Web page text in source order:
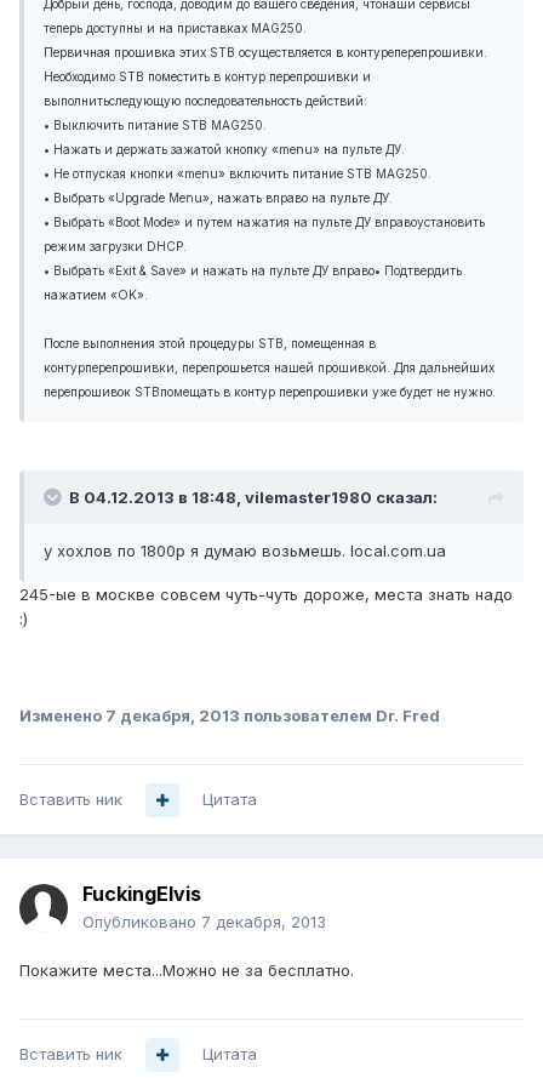
Добрый день, господа, доводим до вашего сведения, чтонаши сервисы
теперь доступны и на приставках MAG250.
Первичная прошивка этих STB осуществляется в контуреперепрошивки.
Необходимо STB поместить в контур перепрошивки и
выполнитьследующую последовательность действий:
• Выключить питание STB MAG250.
• Нажать и держать зажатой кнопку «menu» на пульте ДУ.
• Не отпуская кнопки «menu» включить питание STB MAG250.
• Выбрать «Upgrade Menu», нажать вправо на пульте ДУ.
• Выбрать «Boot Mode» и путем нажатия на пульте ДУ вправоустановить
режим загрузки DHCP.
• Выбрать «Exit & Save» и нажать на пульте ДУ вправо• Подтвердить
нажатием «OK».
После выполнения этой процедуры STB, помещенная в
контурперепрошивки, перепрошьется нашей прошивкой. Для дальнейших
перепрошивок STBпомещать в контур перепрошивки уже будет не нужно.
В 04.12.2013 в 18:48, vilemaster1980 сказал:
у хохлов по 1800р я думаю возьмешь. local.com.ua
245-ые в москве совсем чуть-чуть дороже, места знать надо
:)
Изменено 7 декабря, 2013 пользователем Dr. Fred
Вставить ник Цитата
FuckingElvis
Опубликовано 7 декабря, 2013
Покажите места...Можно не за бесплатно.
Вставить ник Цитата